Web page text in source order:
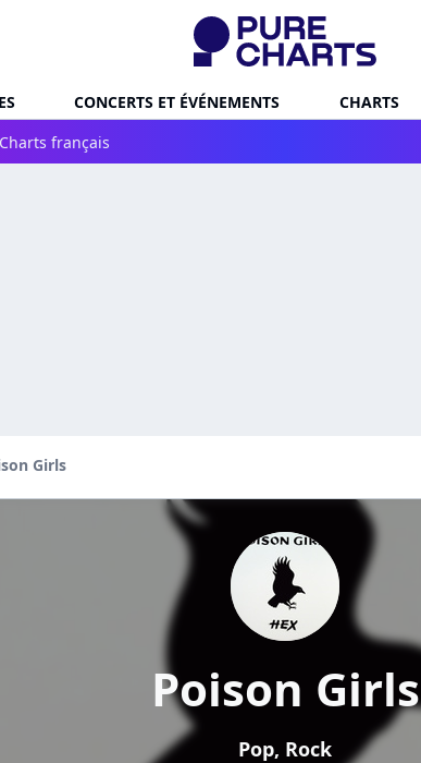
CONCERTS ET ÉVÉNEMENTS CHARTS
Charts français
Girls
Poison Girls
Pop, Rock